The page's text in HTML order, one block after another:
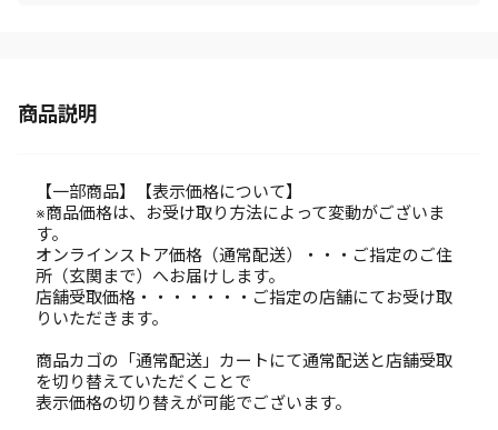
商品説明
【一部商品】【表示価格について】
※商品価格は、お受け取り方法によって変動がございま
す。
オンラインストア価格（通常配送）・・・ご指定のご住
所（玄関まで）へお届けします。
店舗受取価格・・・・・・・ご指定の店舗にてお受け取
りいただきます。
商品カゴの「通常配送」カートにて通常配送と店舗受取
を切り替えていただくことで
表示価格の切り替えが可能でございます。